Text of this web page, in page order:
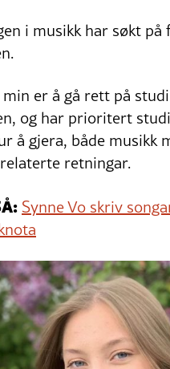
i musikk har søkt
er å gå rett på
og har prioritert
å gjera, både musikk
retningar.
Synne Vo skriv